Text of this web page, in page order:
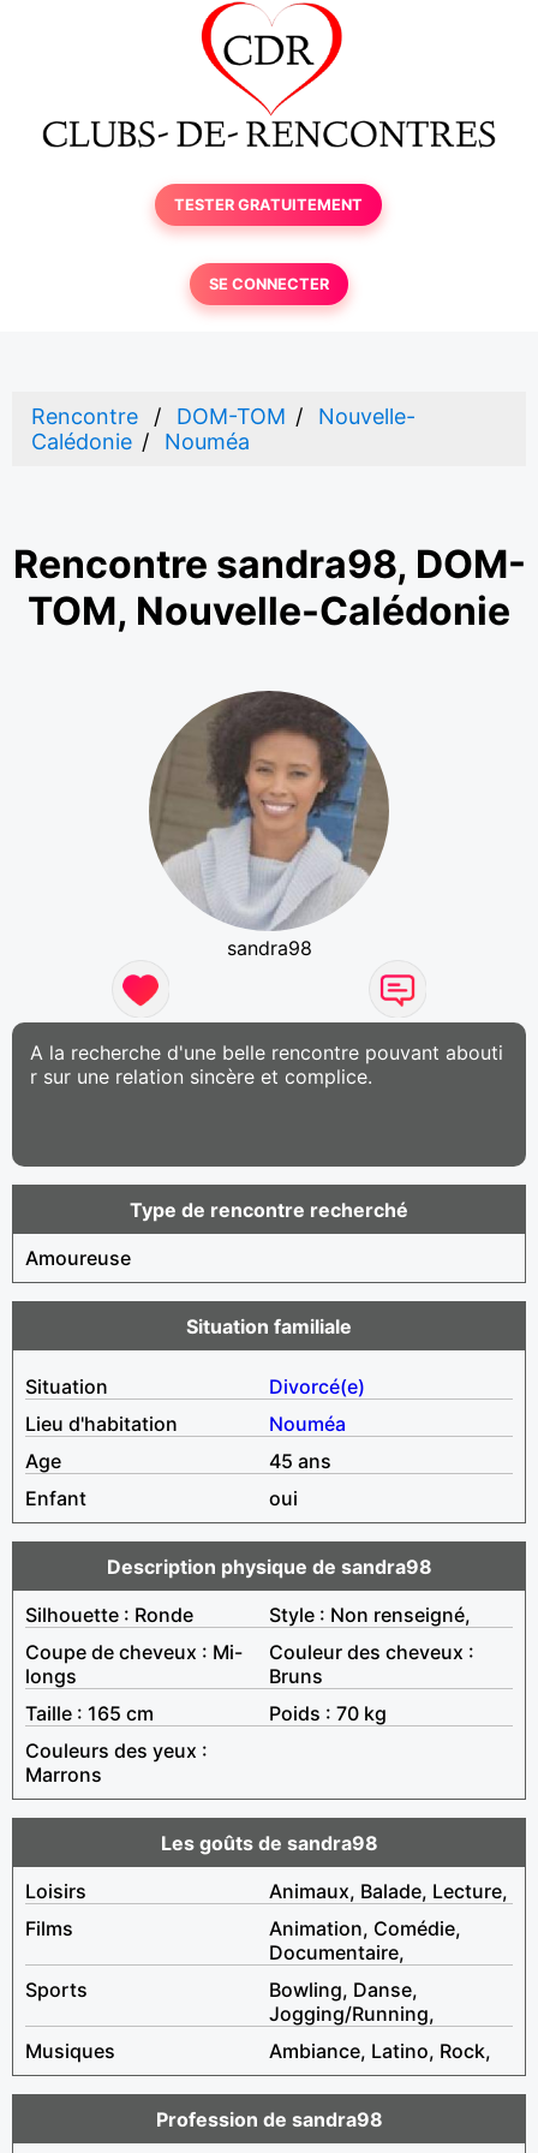
TESTER GRATUITEMENT
SE CONNECTER
Rencontre DOM-TOM
Nouvelle-
Calédonie
Nouméa
Rencontre sandra98, DOM-
TOM, Nouvelle-Calédonie
sandra98
A la recherche d'une belle rencontre pouvant abouti
r sur une relation sincère et complice.
Type de rencontre recherché
Amoureuse
Situation familiale
Situation
Divorcé(e)
Lieu d'habitation
Nouméa
Age
45 ans
Enfant
oui
Description physique de sandra98
Silhouette : Ronde
Style : Non renseigné,
Coupe de cheveux : Mi-
longs
Couleur des cheveux :
Bruns
Taille : 165 cm
Poids : 70 kg
Couleurs des yeux :
Marrons
Les goûts de sandra98
Loisirs
Animaux, Balade, Lecture,
Films
Animation, Comédie,
Documentaire,
Sports
Bowling, Danse,
Jogging/Running,
Musiques
Ambiance, Latino, Rock,
Profession de sandra98